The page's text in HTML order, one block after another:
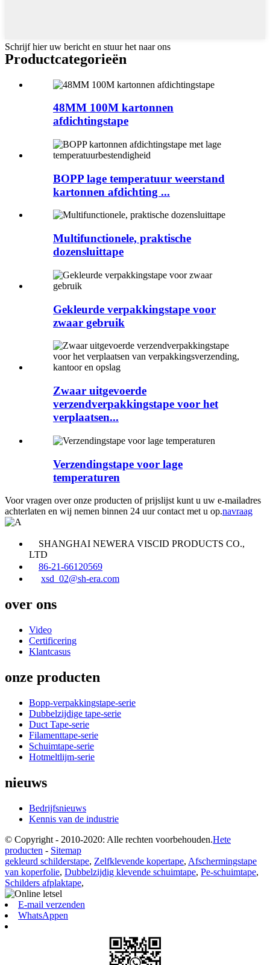
Schrijf hier uw bericht en stuur het naar ons
Productcategorieën
48MM 100M kartonnen
afdichtingstape
BOPP lage temperatuur weerstand
kartonnen afdichting ...
Multifunctionele, praktische
dozensluittape
Gekleurde verpakkingstape voor
zwaar gebruik
Zwaar uitgevoerde
verzendverpakkingstape voor het
verplaatsen...
Verzendingstape voor lage
temperaturen
Voor vragen over onze producten of prijslijst kunt u uw e-mailadres
achterlaten en wij nemen binnen 24 uur contact met u op.navraag
SHANGHAI NEWERA VISCID PRODUCTS CO.,
LTD
86-21-66120569
xsd_02@sh-era.com
over ons
Video
Certificering
Klantcasus
onze producten
Bopp-verpakkingstape-serie
Dubbelzijdige tape-serie
Duct Tape-serie
Filamenttape-serie
Schuimtape-serie
Hotmeltlijm-serie
nieuws
Bedrijfsnieuws
Kennis van de industrie
© Copyright - 2010-2020: Alle rechten voorbehouden.Hete
producten - Sitemap
gekleurd schilderstape, Zelfklevende kopertape, Afschermingstape
van koperfolie, Dubbelzijdig klevende schuimtape, Pe-schuimtape,
Schilders afplaktape,
E-mail verzenden
WhatsAppen